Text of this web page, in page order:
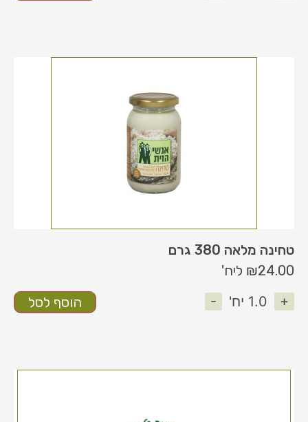
טחינה מלאה 380 גרם
₪24.00
ליח'
-
1.0 יח' + הוסף לסל